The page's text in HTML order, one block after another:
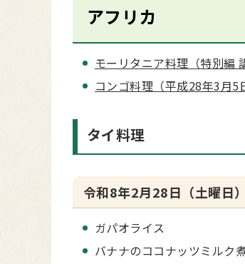
アフリカ
モーリタニア料理（特別編
コンゴ料理（平成28年3月5
タイ料理
令和8年2月28日（土曜日
ガパオライス
バナナのココナッツミルク